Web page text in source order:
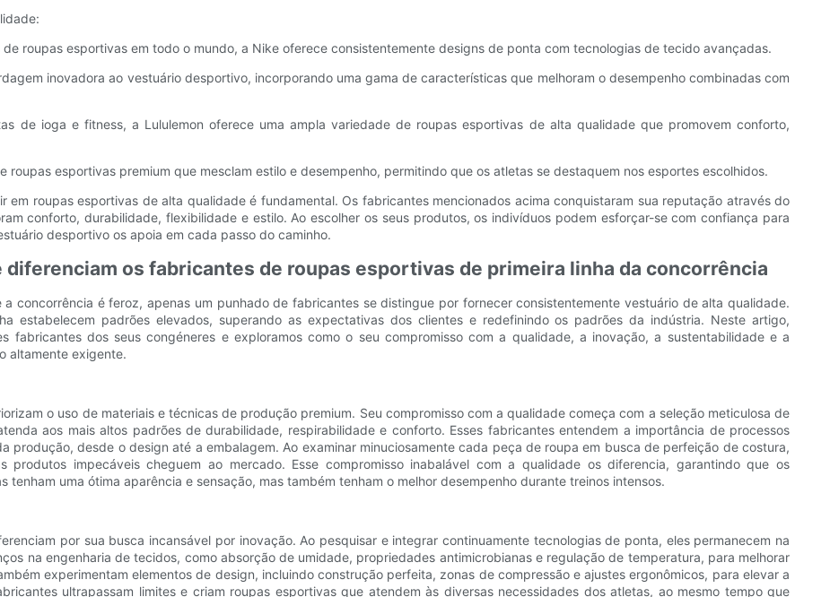
roupas esportivas em todo o mundo, a Nike oferece consistentemente designs de ponta com tecnologias de tecido avançadas.
inovadora ao vestuário desportivo, incorporando uma gama de características que melhoram o desempenho combinadas com
de ioga e fitness, a Lululemon oferece uma ampla variedade de roupas esportivas de alta qualidade que promovem conforto,
esportivas premium que mesclam estilo e desempenho, permitindo que os atletas se destaquem nos esportes escolhidos.
em roupas esportivas de alta qualidade é fundamental. Os fabricantes mencionados acima conquistaram sua reputação através do
conforto, durabilidade, flexibilidade e estilo. Ao escolher os seus produtos, os indivíduos podem esforçar-se com confiança para
desportivo os apoia em cada passo do caminho.
os fabricantes de roupas esportivas de primeira linha da concorrência
concorrência é feroz, apenas um punhado de fabricantes se distingue por fornecer consistentemente vestuário de alta qualidade.
estabelecem padrões elevados, superando as expectativas dos clientes e redefinindo os padrões da indústria. Neste artigo,
fabricantes dos seus congéneres e exploramos como o seu compromisso com a qualidade, a inovação, a sustentabilidade e a
altamente exigente.
o uso de materiais e técnicas de produção premium. Seu compromisso com a qualidade começa com a seleção meticulosa de
aos mais altos padrões de durabilidade, respirabilidade e conforto. Esses fabricantes entendem a importância de processos
produção, desde o design até a embalagem. Ao examinar minuciosamente cada peça de roupa em busca de perfeição de costura,
impecáveis ​​cheguem ao mercado. Esse compromisso inabalável com a qualidade os diferencia, garantindo que os
uma ótima aparência e sensação, mas também tenham o melhor desempenho durante treinos intensos.
por sua busca incansável por inovação. Ao pesquisar e integrar continuamente tecnologias de ponta, eles permanecem na
na engenharia de tecidos, como absorção de umidade, propriedades antimicrobianas e regulação de temperatura, para melhorar
experimentam elementos de design, incluindo construção perfeita, zonas de compressão e ajustes ergonômicos, para elevar a
ultrapassam limites e criam roupas esportivas que atendem às diversas necessidades dos atletas, ao mesmo tempo que